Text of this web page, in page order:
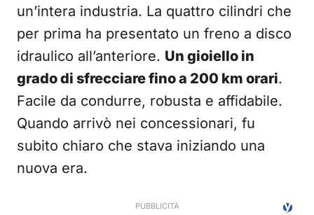
un’intera industria. La quattro cilindri che
per prima ha presentato un freno a disco
idraulico all’anteriore. Un gioiello in
grado di sfrecciare fino a 200 km orari.
Facile da condurre, robusta e affidabile.
Quando arrivò nei concessionari, fu
subito chiaro che stava iniziando una
nuova era.